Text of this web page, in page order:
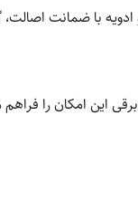
با ضمانت
این امکان را